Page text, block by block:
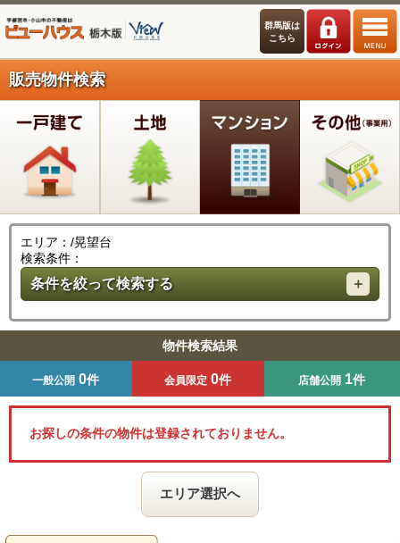
群馬版は
こちら
販売物件検索
エリア：/晃望台
検索条件：
条件を絞って検索する
物件検索結果
一般公開 0件 会員限定 0件 店舗公開 1件
お探しの条件の物件は登録されておりません。
エリア選択へ